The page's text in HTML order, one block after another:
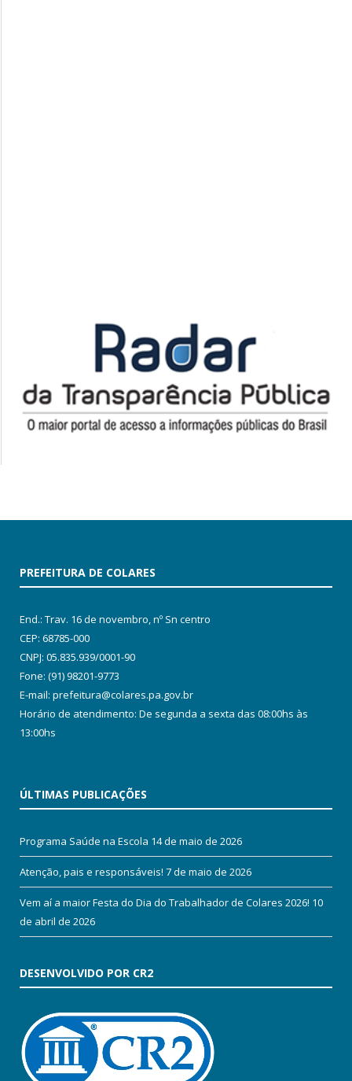
PREFEITURA DE COLARES
End.: Trav. 16 de novembro, nº Sn centro
CEP: 68785-000
CNPJ: 05.835.939/0001-90
Fone: (91) 98201-9773
E-mail: prefeitura@colares.pa.gov.br
Horário de atendimento: De segunda a sexta das 08:00hs às
13:00hs
ÚLTIMAS PUBLICAÇÕES
Programa Saúde na Escola 14 de maio de 2026
Atenção, pais e responsáveis! 7 de maio de 2026
Vem aí a maior Festa do Dia do Trabalhador de Colares 2026! 10
de abril de 2026
DESENVOLVIDO POR CR2